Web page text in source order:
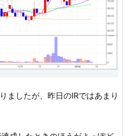
ましたが、昨日のIRではあまり